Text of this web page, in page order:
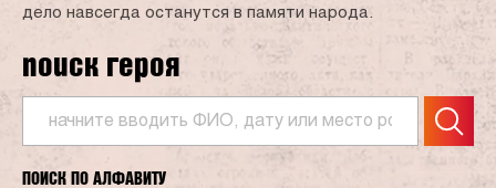
дело навсегда останутся в памяти народа.
поиск героя
ПОИСК ПО АЛФАВИТУ